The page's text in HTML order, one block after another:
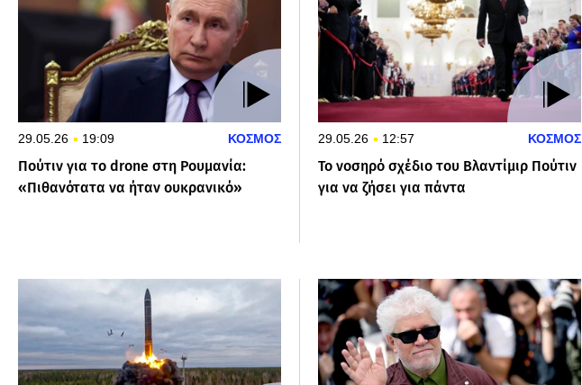
29.05.26 19:09 ΚΟΣΜΟΣ
Πούτιν για το drone στη Ρουμανία:
«Πιθανότατα να ήταν ουκρανικό»
29.05.26 12:57 ΚΟΣΜΟΣ
Το νοσηρό σχέδιο του Βλαντίμιρ Πούτιν
για να ζήσει για πάντα